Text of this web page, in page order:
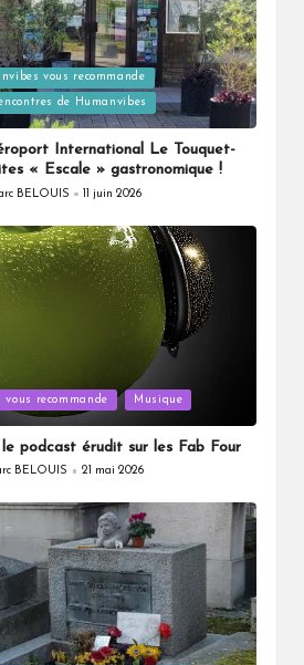
vous recommande
de Humanvibes
International Le Touquet-
« Escale » gastronomique !
BELOUIS 11 juin 2026
vous recommande Musique
le podcast érudit sur les Fab Four
BELOUIS 21 mai 2026